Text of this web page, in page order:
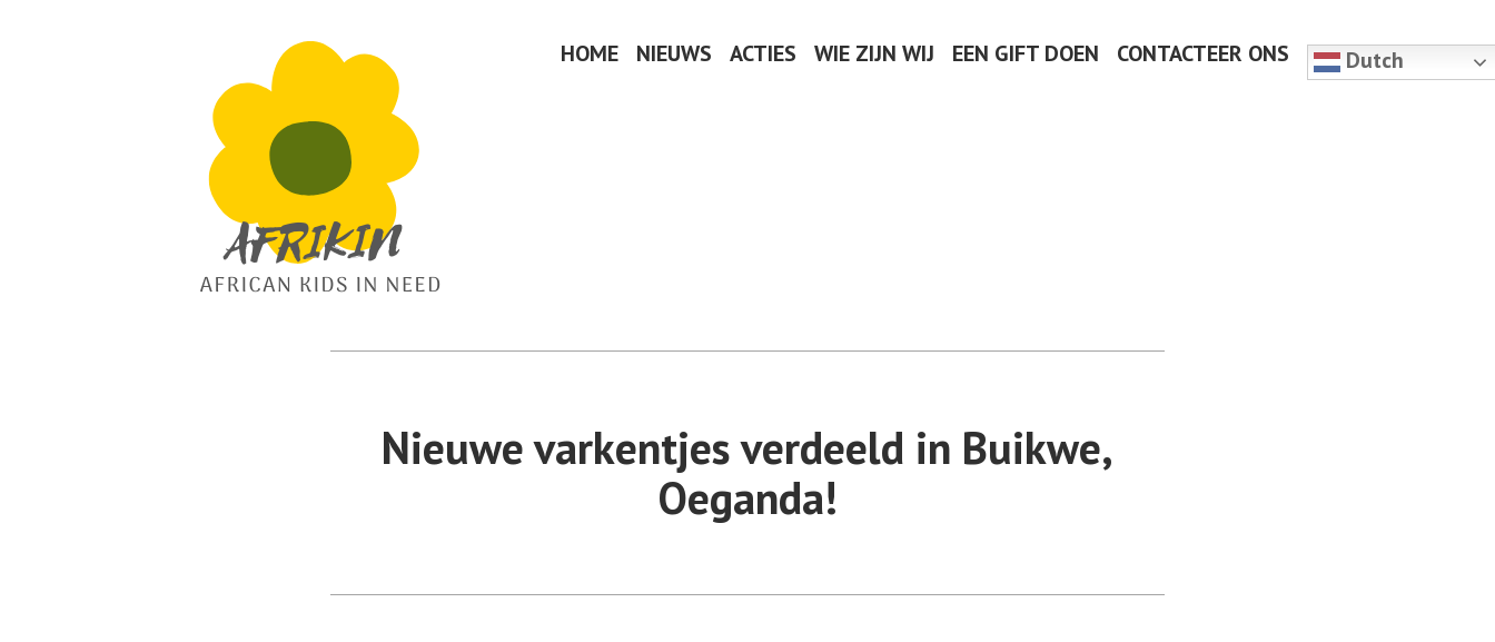
Afrikin
African Kids In Need
HOME NIEUWS ACTIES WIE ZIJN WIJ EEN GIFT DOEN CONTACTEER ONS Dutch
Nieuwe varkentjes verdeeld in Buikwe,
Oeganda!